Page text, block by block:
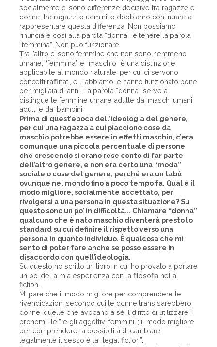
socialmente ci sono differenze decisive tra ragazze e
donne, tra ragazzi e uomini, e dobbiamo continuare a
rappresentare questa differenza. Non possiamo
rinunciare così alla parola “donna”, e tenere la parola
“femmina”. Non può funzionare.
Tra l’altro ci sono femmine che non sono nemmeno
umane, “femmina” e “maschio” è una distinzione
applicabile al mondo naturale, per cui ci servono
concetti raffinati, e li abbiamo, e hanno funzionato bene
per migliaia di anni. La parola “donna” serve a
distingue le femmine umane adulte dai maschi umani
adulti e dai bambini.
Prima di quest’epoca dell’ideologia del genere,
per cui una ragazza a cui piacciono cose da
maschio potrebbe essere in effetti maschio, c’era
comunque una piccola percentuale di persone
che crescendo si erano rese conto di far parte
dell’altro genere, e non era certo una “moda”
sociale o cose del genere, perché era un tabù
ovunque nel mondo fino a poco tempo fa. Qual è il
modo migliore, socialmente accettato, per
rivolgersi a una persona in questa situazione? Su
questo sono un po’ in difficoltà... Chiamare “donna”
qualcuno che è nato maschio diventerà presto lo
standard su cui definire il rispetto verso una
persona in quanto individuo. È qualcosa che mi
sento di poter fare anche se posso essere in
disaccordo con quell’ideologia.
Su questo ho scritto un libro in cui ho provato a portare
un po’ della mia esperienza con la filosofia nella
fiction.
Mi pare che il modo migliore per comprendere le
rivendicazioni secondo cui le donne trans sarebbero
donne, quelle che avocano a sé il diritto di utilizzare i
pronomi “lei” e gli aggettivi femminili; il modo migliore
per comprendere la possibilità di cambiare
legalmente il sesso è la “legal fiction”.